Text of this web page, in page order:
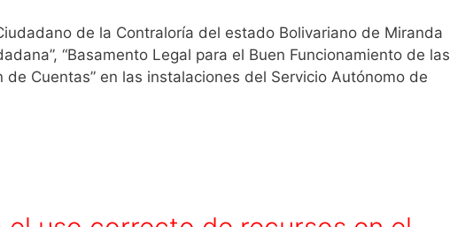
de la Contraloría del estado Bolivariano de Miranda
“Basamento Legal para el Buen Funcionamiento de las
Cuentas” en las instalaciones del Servicio Autónomo de